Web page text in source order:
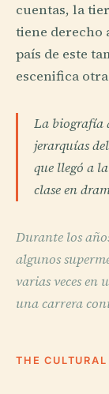
cuentas, la
tiene derecho
país de este
escenifica
La biografía
jerarquías
que llegó a
clase en
Durante los
algunos
varias veces en
una carrera
THE CULTURAL